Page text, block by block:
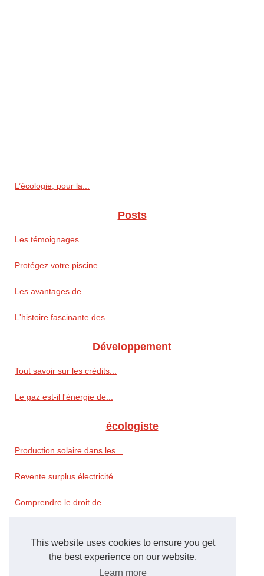
This website uses cookies to ensure you get
the best experience on our website.
Learn more
L’écologie, pour la...
Posts
Les témoignages...
Protégez votre piscine...
Les avantages de...
L'histoire fascinante des...
Développement
Tout savoir sur les crédits...
Le gaz est-il l'énergie de...
écologiste
Production solaire dans les...
Revente surplus électricité...
Comprendre le droit de...
Préservation